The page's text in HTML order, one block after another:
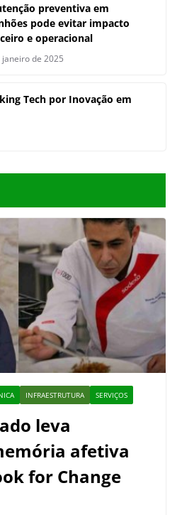
preventiva em
pode evitar impacto
e operacional
janeiro de 2025
Tech por Inovação em
INFRAESTRUTURA SERVIÇOS
leva
afetiva
for Change